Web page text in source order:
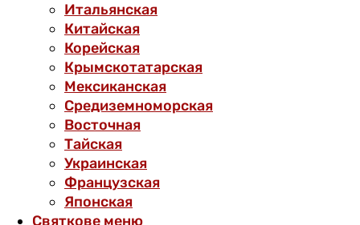
Итальянская
Китайская
Корейская
Крымскотатарская
Мексиканская
Средиземноморская
Восточная
Тайская
Украинская
Французская
Японская
Святкове меню